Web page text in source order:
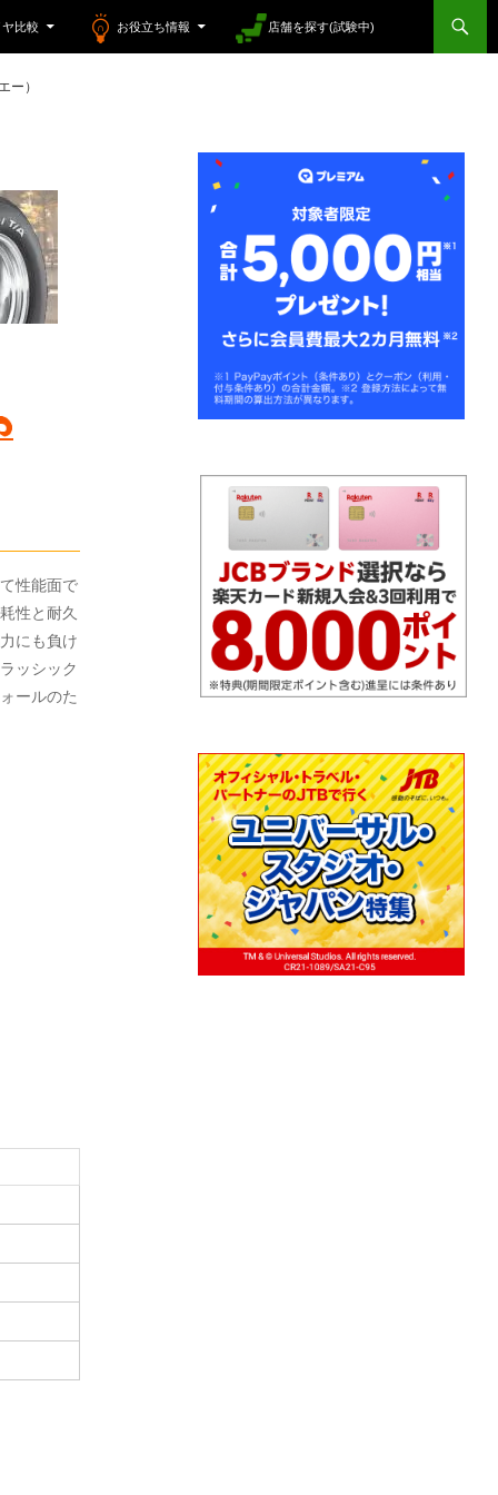
比較 お役立ち情報 店舗を探す(試験中)
ー）
性能面で
性と耐久
にも負け
ッシック
ールのた